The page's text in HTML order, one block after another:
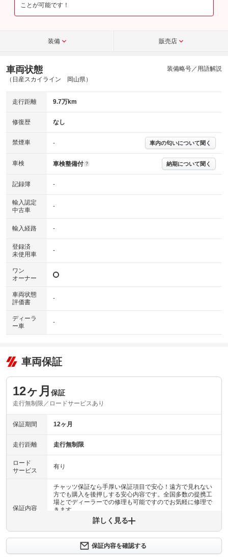
ことが可能です！
装備 販売店
車両状態
（日産スカイライン 岡山県）
装備略号／用語解説
走行距離 9.7万km
修復歴 なし
禁煙車 - 車内の匂いについて聞く
車検 車検整備付 ? 納期について聞く
記録簿 -
輸入認定
中古車
-
輸入経路 -
登録済
未使用車
-
ワン
オーナー
車両状態
評価書
-
ディーラ
ー車
-
車両保証
12ヶ月 保証
走行無制限／ロードサービスあり
保証期間 12ヶ月
走行距離 走行無制限
ロード
サービス
有り
保証内容
チャッツ保証なら手厚い保証項目で安心！遠方で見れない
方でも購入を後押しする安心内容です。全国多数の提携工
場とでディーラーでの修理も可能ですのでお気軽に修理で
きます。
計600項目
保証範囲は６００項目。故障がおきても、あなたのカーラ
詳しく見る
保証内容を確認する